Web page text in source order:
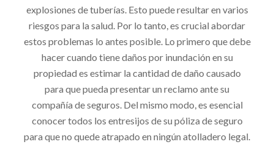
explosiones de tuberías. Esto puede resultar en varios
riesgos para la salud. Por lo tanto, es crucial abordar
estos problemas lo antes posible. Lo primero que debe
hacer cuando tiene daños por inundación en su
propiedad es estimar la cantidad de daño causado
para que pueda presentar un reclamo ante su
compañía de seguros. Del mismo modo, es esencial
conocer todos los entresijos de su póliza de seguro
para que no quede atrapado en ningún atolladero legal.